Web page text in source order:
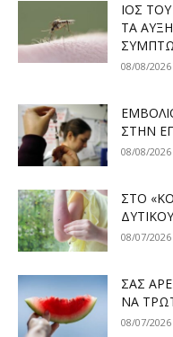
ΙΌΣ
ΤΑ
08/08/2026
ΣΤΗΝ
08/08/2026
ΣΤΟ
08/07/2026
ΣΑΣ
ΝΑ
08/07/2026